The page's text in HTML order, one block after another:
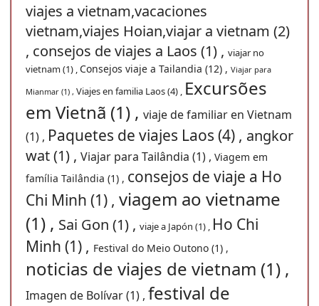
viajes a vietnam,vacaciones
vietnam,viajes Hoian,viajar a vietnam (2)
, consejos de viajes a Laos (1) , viajar no
vietnam (1) , Consejos viaje a Tailandia (12) , Viajar para
Mianmar (1) , Viajes en familia Laos (4) , Excursões
em Vietnã (1) , viaje de familiar en Vietnam
(1) , Paquetes de viajes Laos (4) , angkor
wat (1) , Viajar para Tailândia (1) , Viagem em
família Tailândia (1) , consejos de viaje a Ho
Chi Minh (1) , viagem ao vietname
(1) , Sai Gon (1) , viaje a Japón (1) , Ho Chi
Minh (1) , Festival do Meio Outono (1) ,
noticias de viajes de vietnam (1) ,
Imagen de Bolívar (1) , festival de